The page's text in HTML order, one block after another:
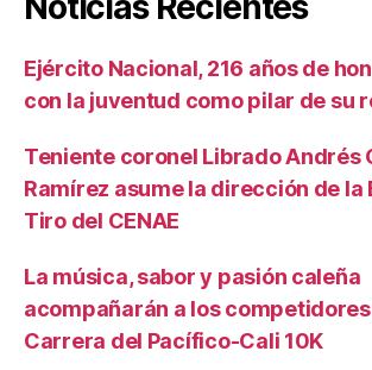
Ejército Nacional, 216 años de
con la juventud como pilar de su
Teniente coronel Librado Andrés
Ramírez asume la dirección de la
Tiro del CENAE
La música, sabor y pasión caleña
acompañarán a los competidores
Carrera del Pacífico-Cali 10K